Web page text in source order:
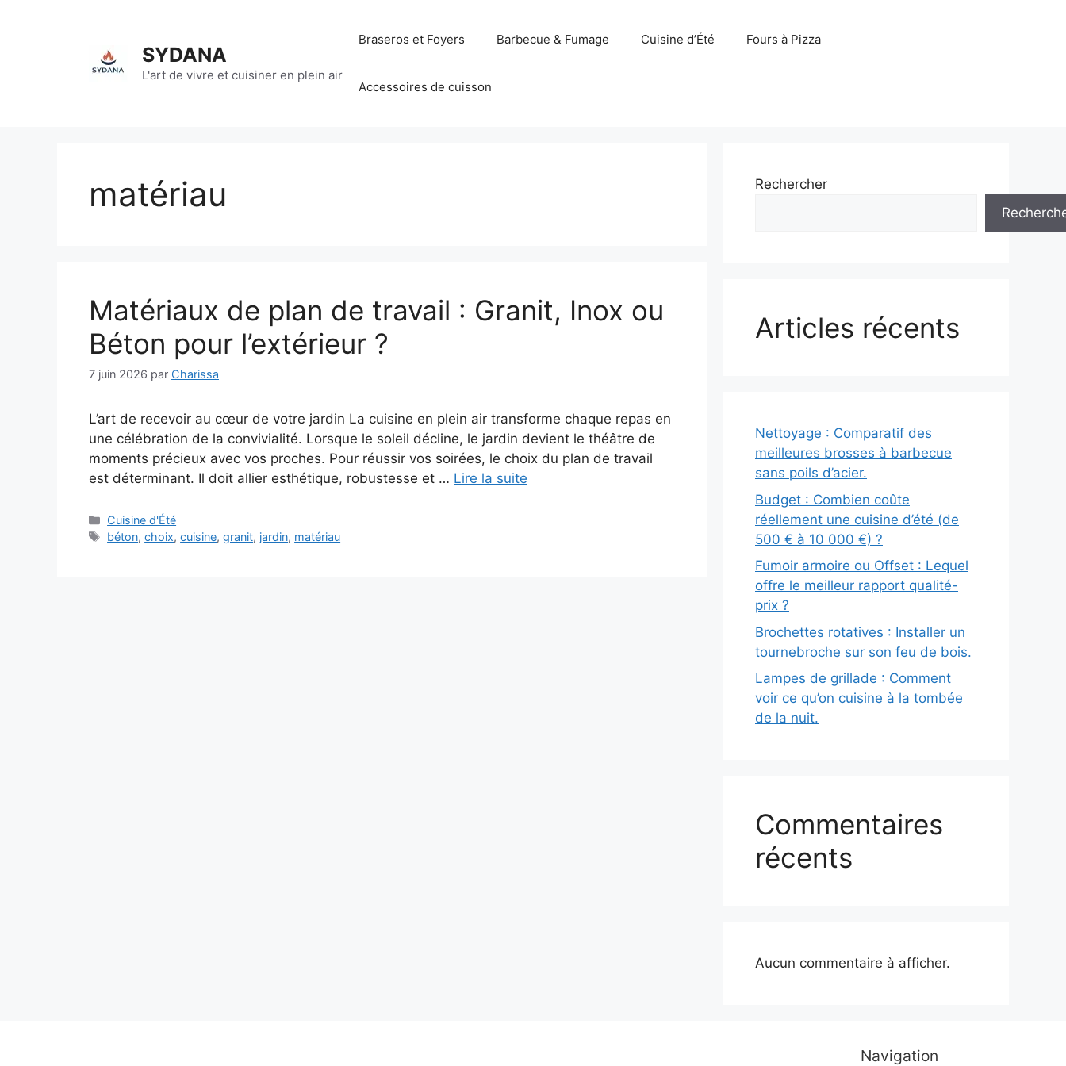
SYDANA
L'art de vivre et cuisiner en plein air
Braseros et Foyers Barbecue & Fumage Cuisine d’Été Fours à Pizza
Accessoires de cuisson
matériau
Matériaux de plan de travail : Granit, Inox ou
Béton pour l’extérieur ?
7 juin 2026 par Charissa
L’art de recevoir au cœur de votre jardin La cuisine en plein air transforme chaque repas en
une célébration de la convivialité. Lorsque le soleil décline, le jardin devient le théâtre de
moments précieux avec vos proches. Pour réussir vos soirées, le choix du plan de travail
est déterminant. Il doit allier esthétique, robustesse et … Lire la suite
Catégories
Cuisine d'Été
Étiquettes
béton,choix,cuisine,granit, jardin, matériau
Rechercher
Articles récents
Nettoyage : Comparatif des
meilleures brosses à barbecue
sans poils d’acier.
Budget : Combien coûte
réellement une cuisine d’été (de
500 € à 10 000 €) ?
Fumoir armoire ou Offset : Lequel
offre le meilleur rapport qualité-
prix ?
Brochettes rotatives : Installer un
tournebroche sur son feu de bois.
Lampes de grillade : Comment
voir ce qu’on cuisine à la tombée
de la nuit.
Commentaires
récents
Aucun commentaire à afficher.
Navigation